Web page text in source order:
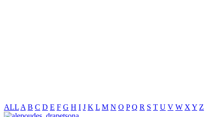
ALL A B C D E F G H I J K L M N O P Q R S T U V W X Y Z